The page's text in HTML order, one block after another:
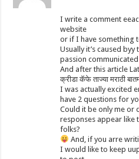
I write a comment
website
or if I have something
Usually it’s caused byy
passion
And after this article
क्रीडा कॅफे ताज्या मराठी
I was actually excited
have 2 questions for
Could it be only me or
responses appear like
folks?
And, if you arre
I would like to keep